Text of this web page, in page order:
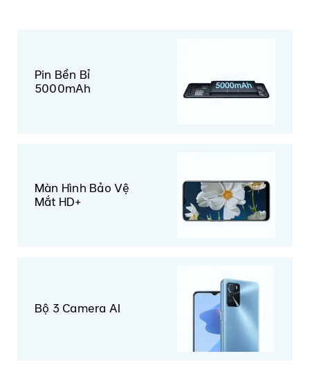
Pin Bền Bỉ
5000mAh
Màn Hình Bảo Vệ
Mắt HD+
Bộ 3 Camera AI